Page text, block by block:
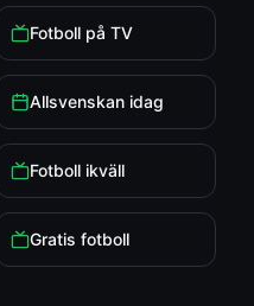
Fotboll på TV
Allsvenskan idag
Fotboll ikväll
Gratis fotboll